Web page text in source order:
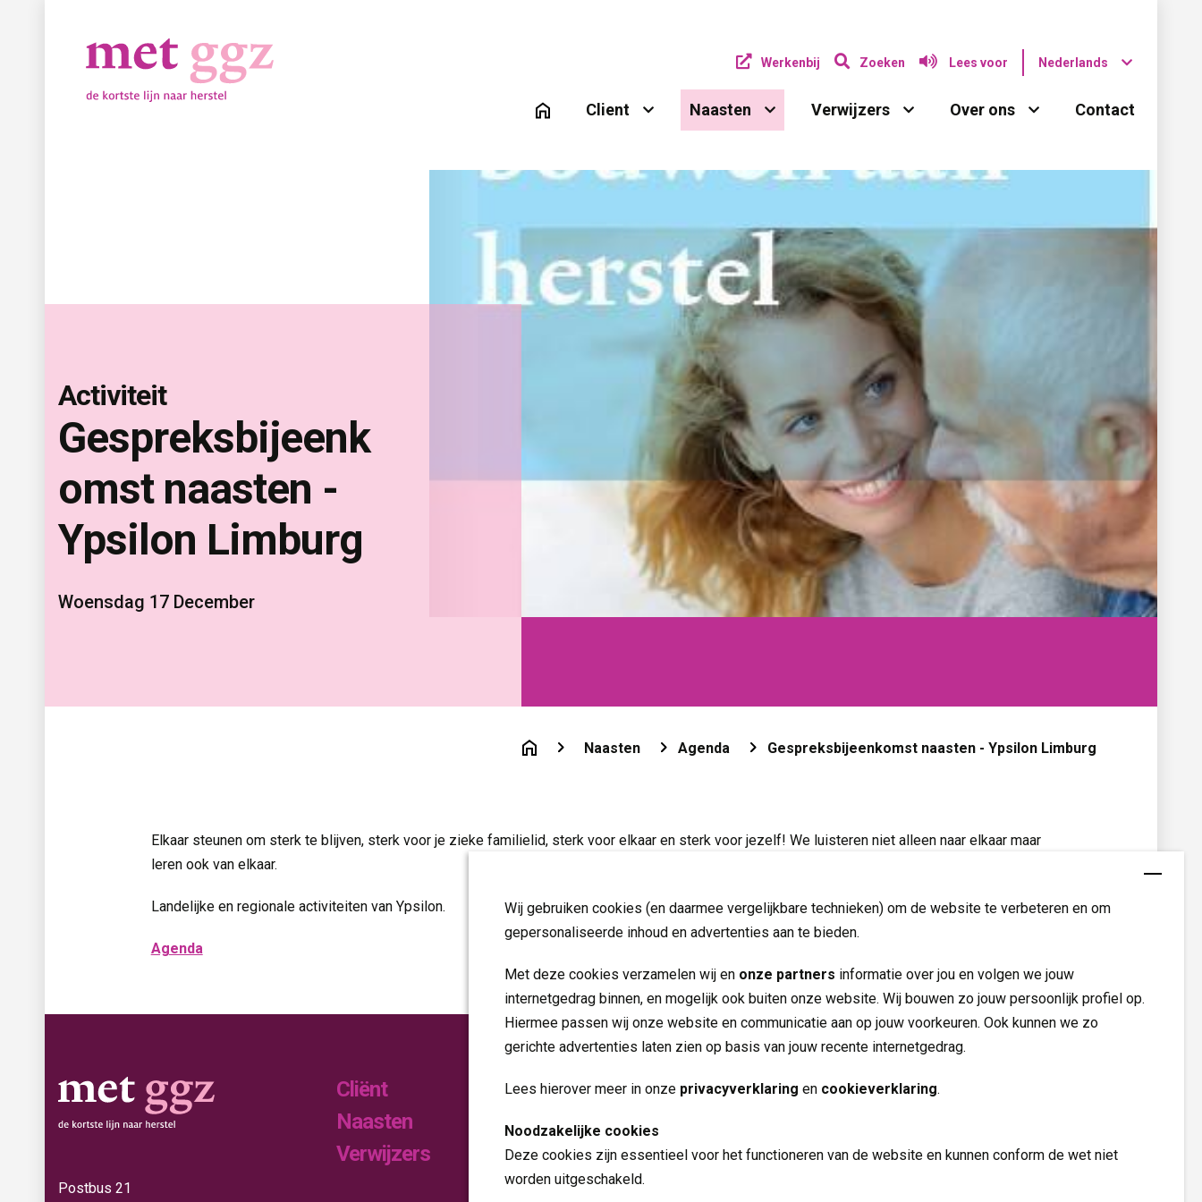
Wij gebruiken cookies (en daarmee vergelijkbare technieken) om de website te verbeteren en om
gepersonaliseerde inhoud en advertenties aan te bieden.
Met deze cookies verzamelen wij en onze partners informatie over jou en volgen we jouw
internetgedrag binnen, en mogelijk ook buiten onze website. Wij bouwen zo jouw persoonlijk profiel op.
Hiermee passen wij onze website en communicatie aan op jouw voorkeuren. Ook kunnen we zo
gerichte advertenties laten zien op basis van jouw recente internetgedrag.
Lees hierover meer in onze privacyverklaring en cookieverklaring.
Noodzakelijke cookies
Deze cookies zijn essentieel voor het functioneren van de website en kunnen conform de wet niet
worden uitgeschakeld.
Werkenbij Zoeken Lees voor Nederlands
Client Naasten Verwijzers Over ons Contact
Activiteit
Gespreksbijeenk
omst naasten -
Ypsilon Limburg
Woensdag 17 December
Naasten Agenda Gespreksbijeenkomst naasten - Ypsilon Limburg
Elkaar steunen om sterk te blijven, sterk voor je zieke familielid, sterk voor elkaar en sterk voor jezelf! We luisteren niet alleen naar elkaar maar
leren ook van elkaar.
Landelijke en regionale activiteiten van Ypsilon.
Agenda
Postbus 21
Cliënt
Naasten
Verwijzers
Publicaties
Folders
Jaarverslagen
Volg ons op